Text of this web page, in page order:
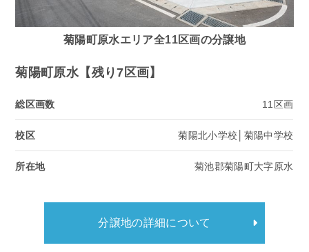
菊陽町原水エリア全11区画の分譲地
菊陽町原水【残り7区画】
総区画数 11区画
校区 菊陽北小学校│菊陽中学校
所在地 菊池郡菊陽町大字原水
分譲地の詳細について